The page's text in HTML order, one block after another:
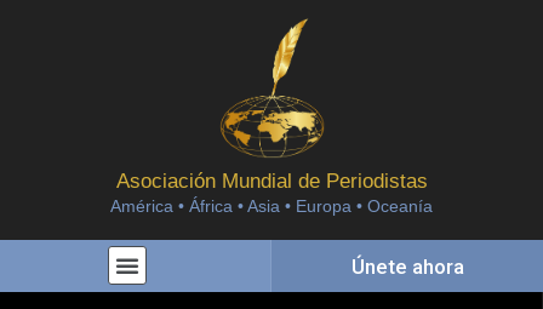
Asociación Mundial de Periodistas
América • África • Asia • Europa • Oceanía
Únete ahora